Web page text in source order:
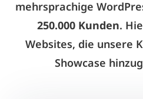
mehrsprachige
250.000 Kunden.
Websites, die unsere
Showcase